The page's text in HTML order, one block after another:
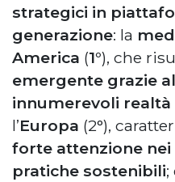
strategici in
generazione: la
America (1°), che
emergente grazie
innumerevoli
l’Europa (2°),
forte attenzione
pratiche sostenibili;